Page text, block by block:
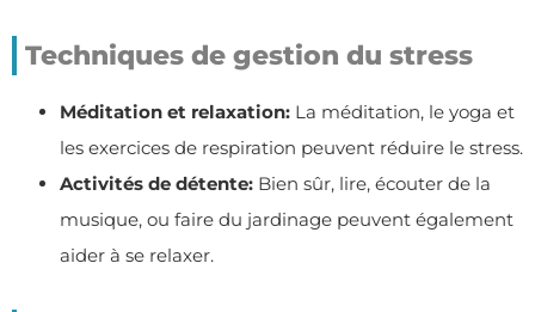
Techniques de gestion du stress
Méditation et relaxation: La méditation, le yoga et
les exercices de respiration peuvent réduire le stress.
Activités de détente: Bien sûr, lire, écouter de la
musique, ou faire du jardinage peuvent également
aider à se relaxer.